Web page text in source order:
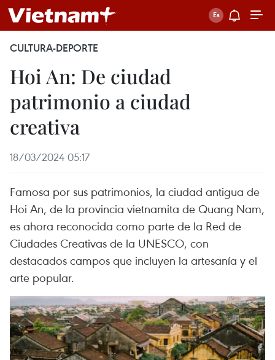
CULTURA-DEPORTE
Hoi An: De ciudad
patrimonio a ciudad
creativa
18/03/2024 05:17
Famosa por sus patrimonios, la ciudad antigua de
Hoi An, de la provincia vietnamita de Quang Nam,
es ahora reconocida como parte de la Red de
Ciudades Creativas de la UNESCO, con
destacados campos que incluyen la artesanía y el
arte popular.